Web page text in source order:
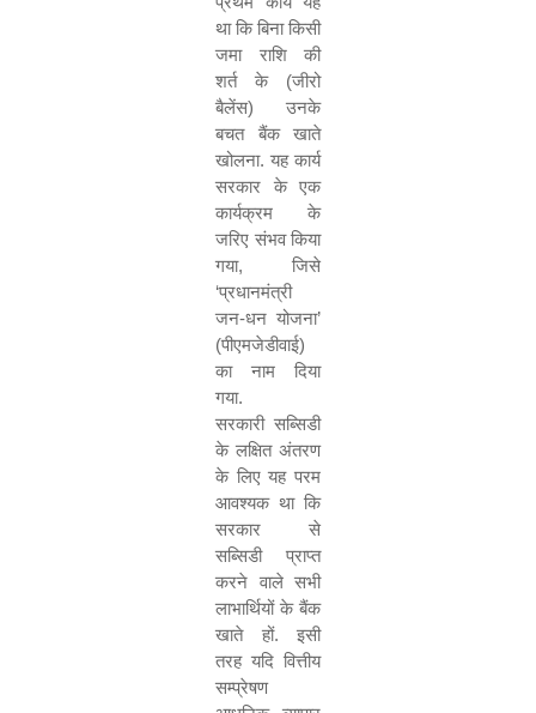
था कि बिना किसी
जमा राशि की
शर्त के (जीरो
बैलेंस) उनके
बचत बैंक खाते
खोलना. यह कार्य
सरकार के एक
कार्यक्रम के
जरिए संभव किया
गया, जिसे
‘प्रधानमंत्री
जन-धन योजना’
(पीएमजेडीवाई)
का नाम दिया
गया.
सरकारी सब्सिडी
के लक्षित अंतरण
के लिए यह परम
आवश्यक था कि
सरकार से
सब्सिडी प्राप्त
करने वाले सभी
लाभार्थियों के बैंक
खाते हों. इसी
तरह यदि वित्तीय
सम्प्रेषण